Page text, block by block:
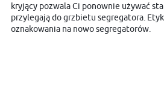
kryjący pozwala Ci ponownie używać
przylegają do grzbietu segregatora.
oznakowania na nowo segregatorów.